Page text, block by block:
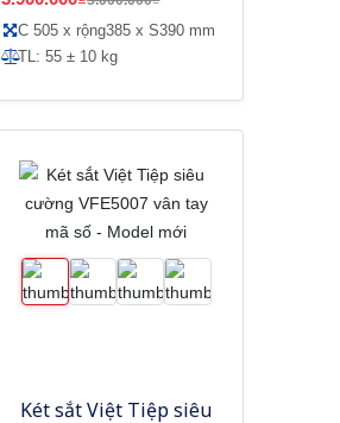
C 505 x rộng385 x S390 mm
TL: 55 ± 10 kg
Két sắt Việt Tiệp siêu